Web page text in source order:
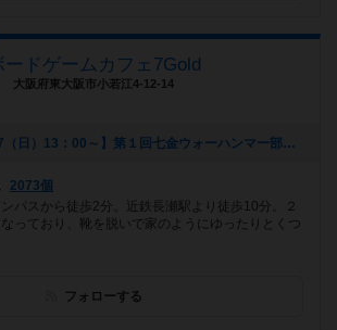
ードゲームカフェ7Gold
大阪府東大阪市小若江4-12-14
[NEW] 【2023/12/17（日）13：00～】第１回七金ウォーハンマー部（2023年12月06日 16時25分）
2073個
パスから徒歩2分。近鉄長瀬駅より徒歩10分。２
っており、靴を脱いで家のようにゆったりとくつ
フォローする